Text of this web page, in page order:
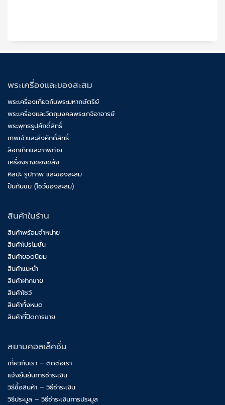
พระเครื่องและของสะสม
พระเครื่องเกี่ยวกับพระมหากษัตริย์
พระเครื่องและวัตถุมงคลพระเกจิอาจารย์
พระพุทธรูปศักดิ์สิทธิ์
เทพเจ้าและสิ่งศักดิ์สิทธิ์
ล็อกเก็ตและภาพถ่าย
เครื่องรางของขลัง
ศิลปะ รูปภาพ และของสะสม
ปันกันชม (โชว์ของสะสม)
สินค้าในร้าน
สินค้าพร้อมจำหน่าย
สินค้าโปรโมชั่น
สินค้ายอดนิยม
สินค้าแนะนำ
สินค้าฝากขาย
สินค้าโชว์
สินค้าทั้งหมด
สินค้าที่ปิดการขาย
สยามคอลเล็คชั่น
เกี่ยวกับเรา – ติดต่อเรา
แจ้งยืนยันการชำระเงิน
วิธีซื้อสินค้า – วิธีชำระเงิน
วิธีประมูล – วิธีชำระเงินการประมูล